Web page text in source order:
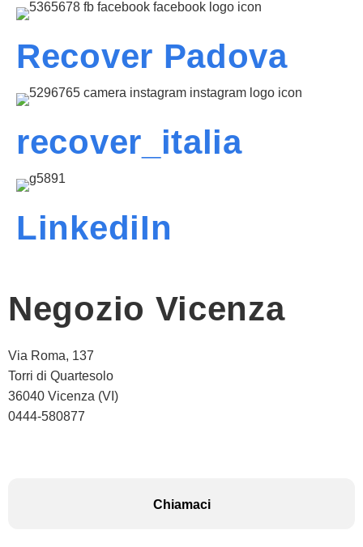
Recover Padova
recover_italia
LinkediIn
Negozio Vicenza
Via Roma, 137
Torri di Quartesolo
36040 Vicenza (VI)
0444-580877
Chiamaci